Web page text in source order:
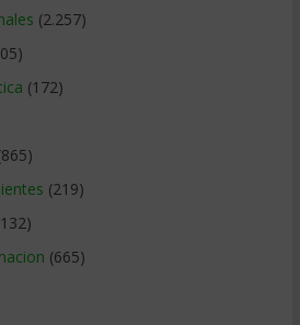
(2.257)
(172)
(219)
(665)